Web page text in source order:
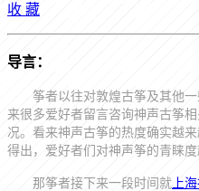
收 藏
导言：
筝者以往对敦煌古筝及其他
来很多爱好者留言咨询神声古筝
况。看来神声古筝的热度确实越
得出，爱好者们对神声筝的青睐度
那筝者接下来一段时间就 上